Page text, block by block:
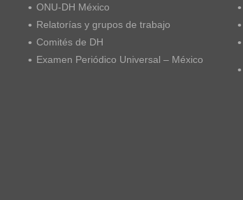
ONU-DH México
Relatorías y grupos de trabajo
Comités de DH
Examen Periódico Universal – México